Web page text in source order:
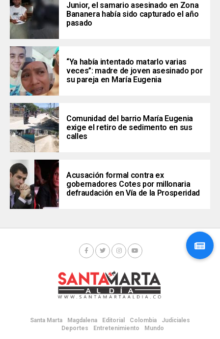
Junior, el samario asesinado en Zona
Bananera había sido capturado el año
pasado
“Ya había intentado matarlo varias
veces”: madre de joven asesinado por
su pareja en María Eugenia
Comunidad del barrio María Eugenia
exige el retiro de sedimento en sus
calles
Acusación formal contra ex
gobernadores Cotes por millonaria
defraudación en Vía de la Prosperidad
Santa Marta Magdalena Editorial Colombia
Judiciales
Deportes
Entretenimiento Mundo